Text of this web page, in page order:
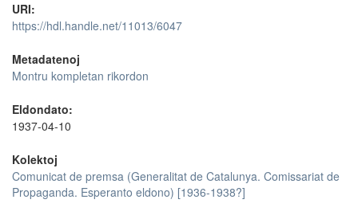
URI:
https://hdl.handle.net/11013/6047
Metadatenoj
Montru kompletan rikordon
Eldondato:
1937-04-10
Kolektoj
Comunicat de premsa (Generalitat de Catalunya. Comissariat de
Propaganda. Esperanto eldono) [1936-1938?]